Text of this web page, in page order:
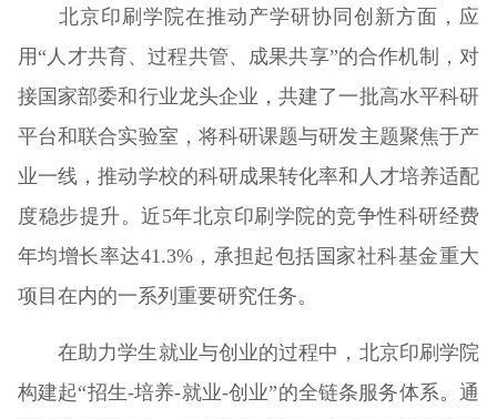
北京印刷学院在推动产学研协同创新方面，应
用“人才共育、过程共管、成果共享”的合作机制，对
接国家部委和行业龙头企业，共建了一批高水平科研
平台和联合实验室，将科研课题与研发主题聚焦于产
业一线，推动学校的科研成果转化率和人才培养适配
度稳步提升。近5年北京印刷学院的竞争性科研经费
年均增长率达41.3%，承担起包括国家社科基金重大
项目在内的一系列重要研究任务。
在助力学生就业与创业的过程中，北京印刷学院
构建起“招生-培养-就业-创业”的全链条服务体系。通